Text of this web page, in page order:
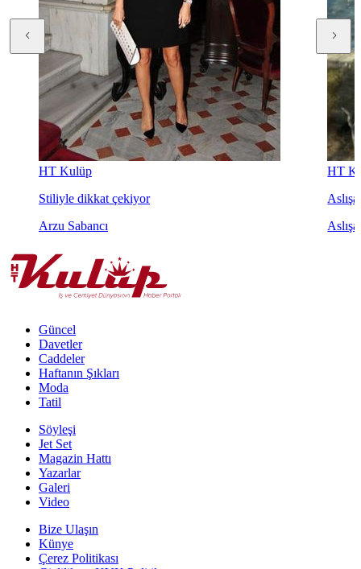
HT Kulüp
Stiliyle dikkat çekiyor
Arzu Sabancı
HT
Güncel
Davetler
Caddeler
Haftanın Şıkları
Moda
Tatil
Söyleşi
Jet Set
Magazin Hattı
Yazarlar
Galeri
Video
Bize Ulaşın
Künye
Çerez Politikası